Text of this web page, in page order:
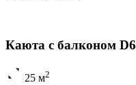
Каюта с балконом D6
25 м2